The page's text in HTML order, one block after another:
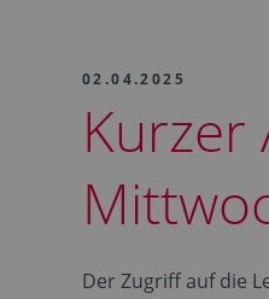
02.04.2025
Der Zugriff auf die